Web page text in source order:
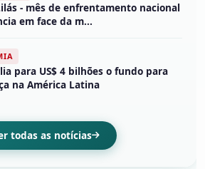
- mês de enfrentamento nacional
em face da m...
para US$ 4 bilhões o fundo para
na América Latina
todas as notícias